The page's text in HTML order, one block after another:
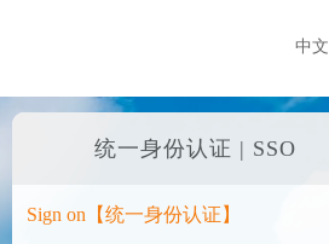
中文
统一身份认证 | SSO
Sign on【统一身份认证 】